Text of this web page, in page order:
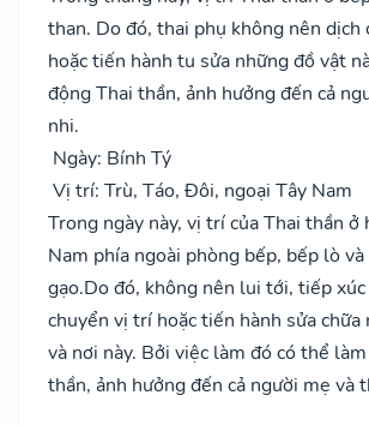
than. Do đó, thai phụ không nên dịch
hoặc tiến hành tu sửa những đồ vật
động Thai thần, ảnh hưởng đến cả
nhi.
Ngày: Bính Tý
Vị trí: Trù, Táo, Đôi, ngoại Tây Nam
Trong ngày này, vị trí của Thai thần ở
Nam phía ngoài phòng bếp, bếp lò
gạo.Do đó, không nên lui tới, tiếp
chuyển vị trí hoặc tiến hành sửa chữa
và nơi này. Bởi việc làm đó có thể
thần, ảnh hưởng đến cả người mẹ và